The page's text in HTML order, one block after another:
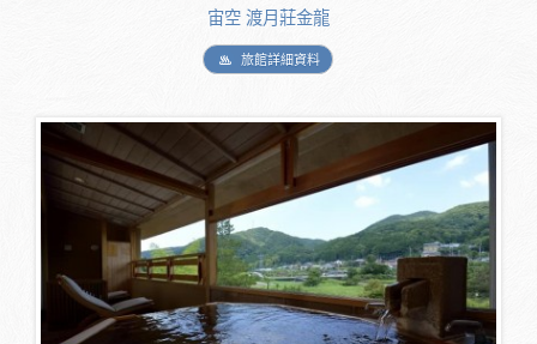
宙空 渡月莊金龍
旅館詳細資料